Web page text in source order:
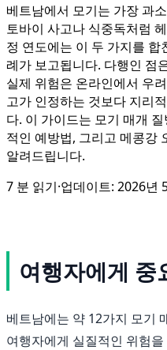
베트남에서 모기는 가장 과
토바이 사고나 식중독처럼
정 연도에는 이 두 가지를
례가 보고됩니다. 다행인 점
실제 위험은 온라인에서 우
고가 인정하는 것보다 지리
다. 이 가이드는 모기 매개
적인 예방법, 그리고 메콩강
알려드립니다.
7 분 읽기·업데이트: 2026년
여행자에게 중
베트남에는 약 12가지 모기
여행자에게 실질적인 위험